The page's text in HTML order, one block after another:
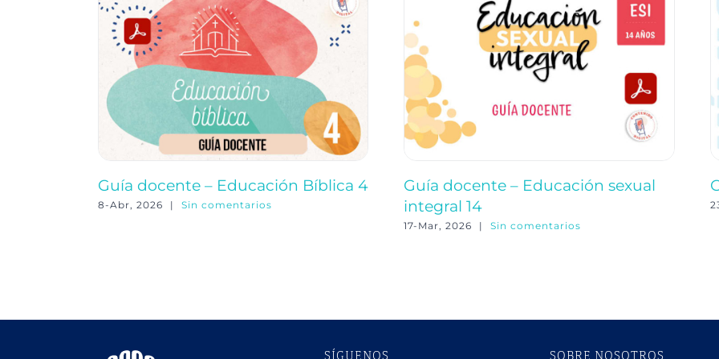
Guía docente – Educación Bíblica 4
8-Abr, 2026 | Sin comentarios
Guía docente – Educación sexual
integral 14
17-Mar, 2026 | Sin comentarios